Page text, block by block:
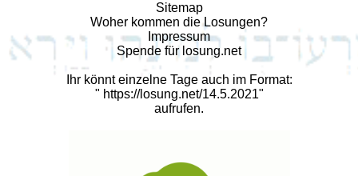
Sitemap
Woher kommen die Losungen?
Impressum
Spende für losung.net
Ihr könnt einzelne Tage auch im Format:
" https://losung.net/14.5.2021"
aufrufen.